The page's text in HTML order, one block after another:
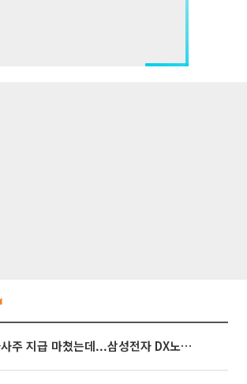
3445억 자사주 지급 마쳤는데...삼성전자 DX노조, 뒤늦은 '떼쓰기 집회'